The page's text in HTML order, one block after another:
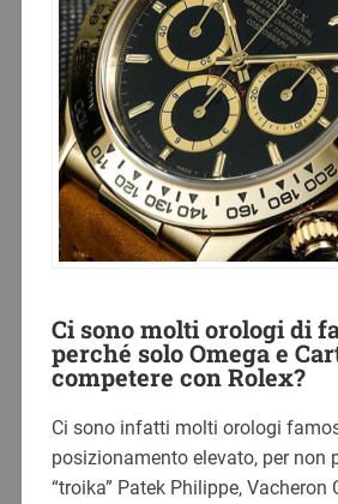
Ci sono molti orologi di
perché solo Omega e
competere con Rolex?
Ci sono infatti molti orologi
posizionamento elevato, per non
“troika” Patek Philippe, Vacheron